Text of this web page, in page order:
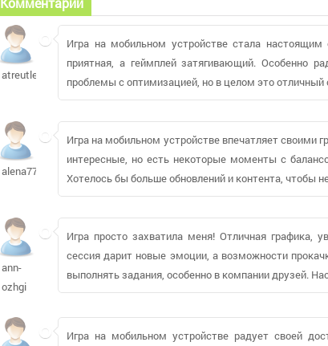
atreutle
Игра на мобильном устройстве стала настоящим
приятная, а геймплей затягивающий. Особенно
проблемы с оптимизацией, но в целом это отличный
alena775
Игра на мобильном устройстве впечатляет
интересные, но есть некоторые моменты с
Хотелось бы больше обновлений и контента, чтобы
ann-
ozhgi
Игра просто захватила меня! Отличная графика,
сессия дарит новые эмоции, а возможности
выполнять задания, особенно в компании друзей.
Игра на мобильном устройстве радует своей